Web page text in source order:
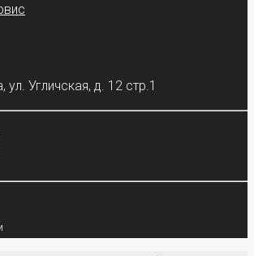
Угличская, д. 12 стр.1